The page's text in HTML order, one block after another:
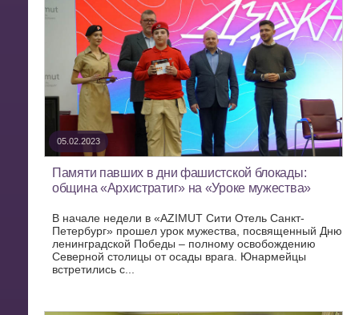
05.02.2023
Памяти павших в дни фашистской блокады:
община «Архистратиг» на «Уроке мужества»
В начале недели в «AZIMUT Сити Отель Санкт-
Петербург» прошел урок мужества, посвященный Дню
ленинградской Победы – полному освобождению
Северной столицы от осады врага. Юнармейцы
встретились с...